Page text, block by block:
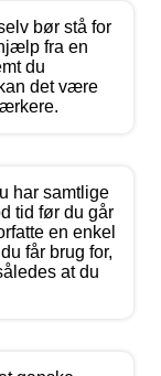
bør stå for
fra en
du
det være
har samtlige
tid før du går
en enkel
får brug for,
at du